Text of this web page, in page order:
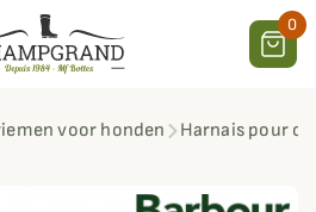
0
voor honden Harnais pour